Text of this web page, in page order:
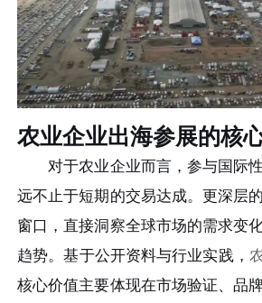
农业企业出海参展的核
对于农业企业而言，参与国际性
远不止于短期的交易达成。更深层
窗口，直接洞察全球市场的需求变
趋势。基于公开资料与行业实践，
核心价值主要体现在市场验证、品